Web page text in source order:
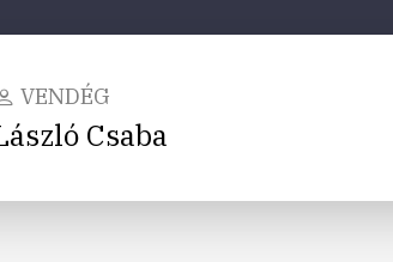
VENDÉG
Csaba